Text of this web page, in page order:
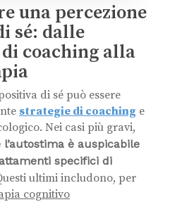
una percezione
sé: dalle
coaching alla
di sé può essere
strategie di coaching e
Nei casi più gravi,
è auspicabile
specifici di
ultimi includono, per
cognitivo